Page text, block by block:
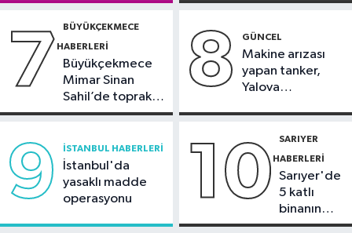
7 BÜYÜKÇEKMECE
HABERLERI
Büyükçekmece
Mimar Sinan
Sahil’de toprak
kayması
8 GÜNCEL
Makine arızası
yapan tanker,
Yalova
9 İSTANBUL HABERLERI
İstanbul'da
yasaklı madde
operasyonu
10 SARIYER
HABERLERI
Sarıyer'de
5 katlı
binanın
çatısında